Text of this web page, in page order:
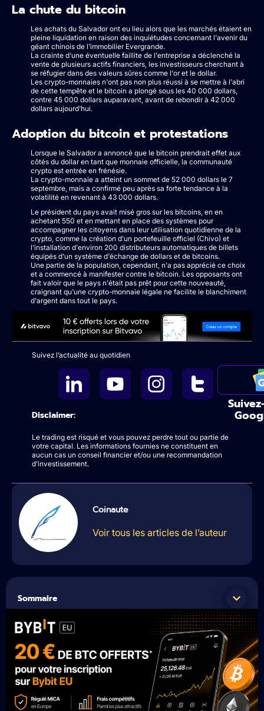
La chute du bitcoin
Les achats du Salvador ont eu lieu alors que les marchés étaient en
pleine liquidation en raison des inquiétudes concernant l'avenir du
géant chinois de l'immobilier Evergrande.
La crainte d'une éventuelle faillite de l'entreprise a déclenché la
vente de plusieurs actifs financiers, les investisseurs cherchant à
se réfugier dans des valeurs sûres comme l'or et le dollar.
Les crypto-monnaies n'ont pas non plus réussi à se mettre à l'abri
de cette tempête et le bitcoin a plongé sous les 40 000 dollars,
contre 45 000 dollars auparavant, avant de rebondir à 42 000
dollars aujourd'hui.
Adoption du bitcoin et protestations
Lorsque le Salvador a annoncé que le bitcoin prendrait effet aux
côtés du dollar en tant que monnaie officielle, la communauté
crypto est entrée en frénésie.
La crypto-monnaie a atteint un sommet de 52 000 dollars le 7
septembre, mais a confirmé peu après sa forte tendance à la
volatilité en revenant à 43 000 dollars.
Le président du pays avait misé gros sur les bitcoins, en en
achetant 550 et en mettant en place des systèmes pour
accompagner les citoyens dans leur utilisation quotidienne de la
crypto, comme la création d'un portefeuille officiel (Chivo) et
l'installation d'environ 200 distributeurs automatiques de billets
équipés d'un système d'échange de dollars et de bitcoins.
Une partie de la population, cependant, n'a pas apprécié ce choix
et a commencé à manifester contre le bitcoin. Les opposants ont
fait valoir que le pays n'était pas prêt pour cette nouveauté,
craignant qu'une crypto-monnaie légale ne facilite le blanchiment
d'argent dans tout le pays.
Suivez l’actualité au quotidien
Disclaimer:
Le trading est risqué et vous pouvez perdre tout ou partie de
votre capital. Les informations fournies ne constituent en
aucun cas un conseil financier et/ou une recommandation
d’investissement.
Coinaute
Voir tous les articles de l’auteur
Sommaire